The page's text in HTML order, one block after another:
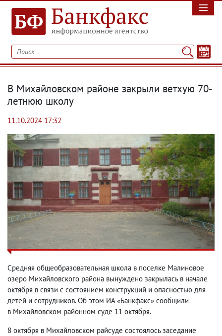
В Михайловском районе закрыли ветхую 70-
летнюю школу
11.10.2024 17:32
Средняя общеобразовательная школа в поселке Малиновое
озеро Михайловского района вынуждено закрылась в начале
октября в связи с состоянием конструкций и опасностью для
детей и сотрудников. Об этом ИА «Банкфакс» сообщили
в Михайловском районном суде 11 октября.
8 октября в Михайловском райсуде состоялось заседание